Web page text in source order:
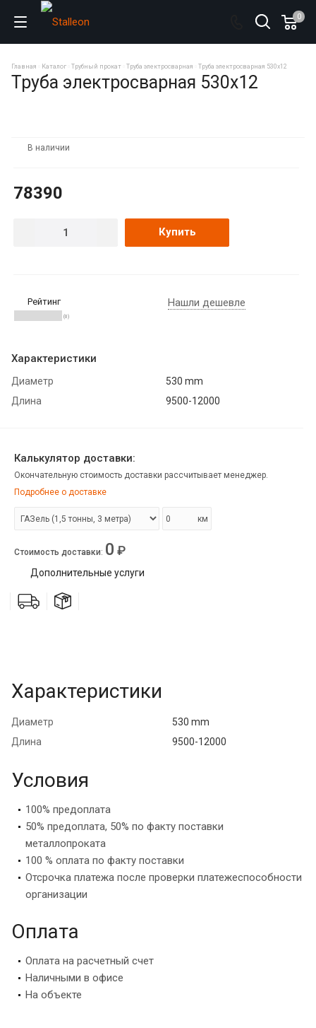
0
Главная Каталог Трубный прокат Труба электросварная Труба электросварная 530х12
Труба электросварная 530х12
В наличии
78390
Купить
Рейтинг
(0)
Нашли дешевле
Характеристики
Диаметр
530 mm
Длина
9500-12000
Калькулятор доставки:
Окончательную стоимость доставки рассчитывает менеджер.
Подробнее о доставке
км
Стоимость доставки: 0 ₽
Дополнительные услуги
Характеристики
Диаметр
530 mm
Длина
9500-12000
Условия
100% предоплата
50% предоплата, 50% по факту поставки
металлопроката
100 % оплата по факту поставки
Отсрочка платежа после проверки платежеспособности
организации
Оплата
Оплата на расчетный счет
Наличными в офисе
На объекте